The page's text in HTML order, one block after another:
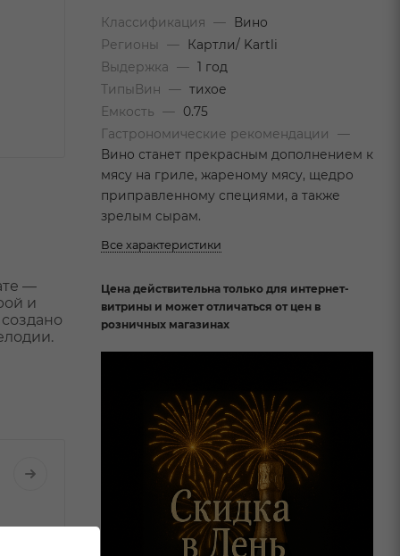
—
и
Классификация —
Вино
Регионы
—
Картли/ Kartli
Выдержка
— 1 год
ТипыВин
— тихое
Емкость
—
0.75
Гастрономические рекомендации
—
Вино станет прекрасным дополнением к
мясу на гриле, жареному мясу, щедро
приправленному специями, а также
зрелым сырам.
Все характеристики
Цена действительна только для интернет-
витрины и может отличаться от цен в
розничных магазинах